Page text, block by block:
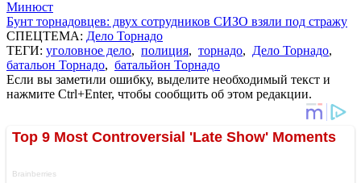
Минюст
Бунт торнадовцев: двух сотрудников СИЗО взяли под стражу
СПЕЦТЕМА: Дело Торнадо
ТЕГИ: уголовное дело, полиция, торнадо, Дело Торнадо,
батальон Торнадо, батальйон Торнадо
Если вы заметили ошибку, выделите необходимый текст и
нажмите Ctrl+Enter, чтобы сообщить об этом редакции.